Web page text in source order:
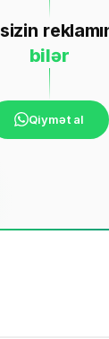
sizin
bilər
Qiymət al